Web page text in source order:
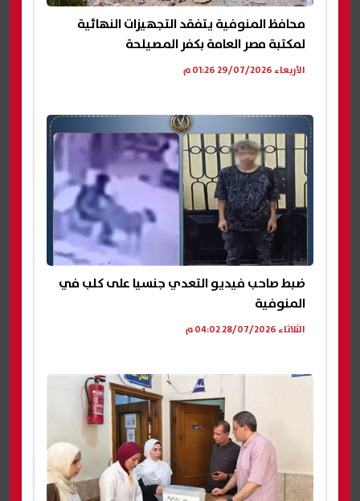
محافظ المنوفية يتفقد التجهيزات النهائية
لمكتبة مصر العامة بكفر المصيلحة
الأربعاء 29/07/2026 01:26 م
ضبط صاحب فيديو التعدي جنسيا على كلب في
المنوفية
الثلاثاء 28/07/2026 04:02 م